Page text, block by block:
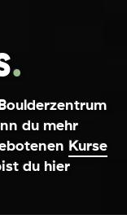
.
du mehr
Kurse
du hier